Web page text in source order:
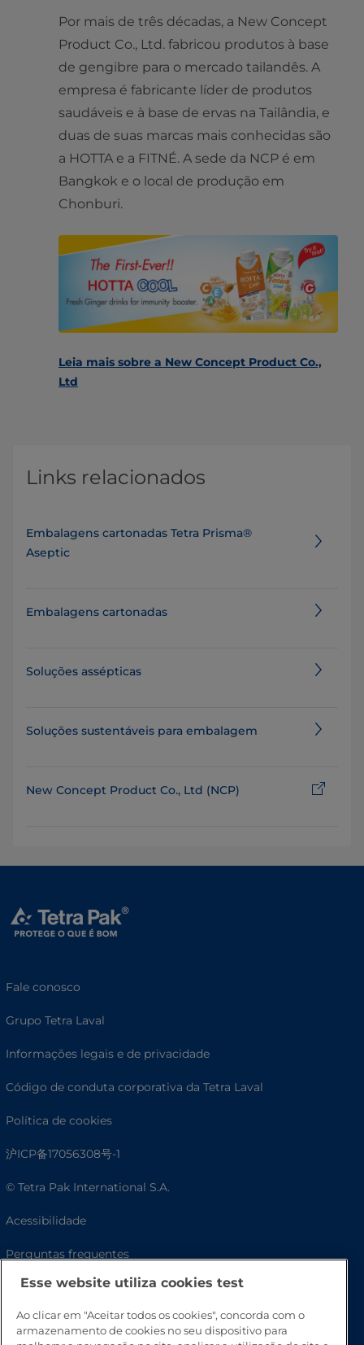
Por mais de três décadas, a New Concept
Product Co., Ltd. fabricou produtos à base
de gengibre para o mercado tailandês. A
empresa é fabricante líder de produtos
saudáveis e à base de ervas na Tailândia, e
duas de suas marcas mais conhecidas são
a HOTTA e a FITNÉ. A sede da NCP é em
Bangkok e o local de produção em
Chonburi.
Leia mais sobre a New Concept Product Co.,
Ltd
Links relacionados
Embalagens cartonadas Tetra Prisma®
Aseptic
Embalagens cartonadas
Soluções assépticas
Soluções sustentáveis para embalagem
New Concept Product Co., Ltd (NCP)
Fale conosco
Grupo Tetra Laval
Informações legais e de privacidade
Código de conduta corporativa da Tetra Laval
Política de cookies
沪ICP备17056308号-1
© Tetra Pak International S.A.
Acessibilidade
Perguntas frequentes
Esse website utiliza cookies test
Ao clicar em "Aceitar todos os cookies", concorda com o
armazenamento de cookies no seu dispositivo para